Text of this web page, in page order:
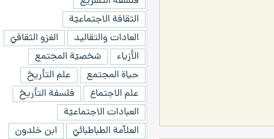
الثقافة الاجتماعيّة
العادات والتقاليد
الغزو الثقافيّ
الأزياء
شخصيّة المجتمع
حياة المجتمع
علم التأريخ
علم الاجتماع
فلسفة التأريخ
العبادات الاجتماعيّة
العلاّمة الطباطبائيّ
ابن خلدون